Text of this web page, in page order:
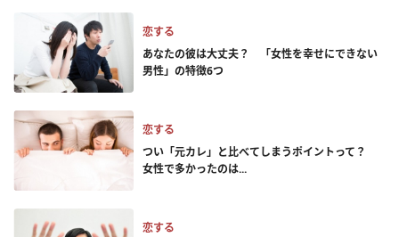
恋する
あなたの彼は大丈夫？ 「女性を幸せにできない
男性」の特徴6つ
恋する
つい「元カレ」と比べてしまうポイントって？
女性で多かったのは...
恋する